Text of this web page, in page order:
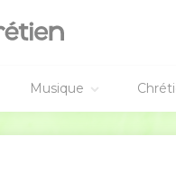
Musique
un plaidoyer en faveur
de chez son maître,